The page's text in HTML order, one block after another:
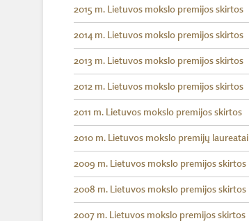
2015 m. Lietuvos mokslo premijos skirtos
2014 m. Lietuvos mokslo premijos skirtos
2013 m. Lietuvos mokslo premijos skirtos
2012 m. Lietuvos mokslo premijos skirtos
2011 m. Lietuvos mokslo premijos skirtos
2010 m. Lietuvos mokslo premijų laureatai
2009 m. Lietuvos mokslo premijos skirtos
2008 m. Lietuvos mokslo premijos skirtos
2007 m. Lietuvos mokslo premijos skirtos